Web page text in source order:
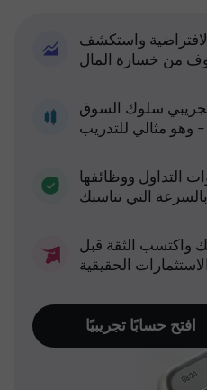
واستكشف
من خسارة المال
سلوك السوق
- وهو مثالي للتدريب
التداول ووظائفها
بالسرعة التي تناسبك
واكتسب الثقة قبل
الاستثمارات الحقيقية
افتح حسابًا تجريبيًا